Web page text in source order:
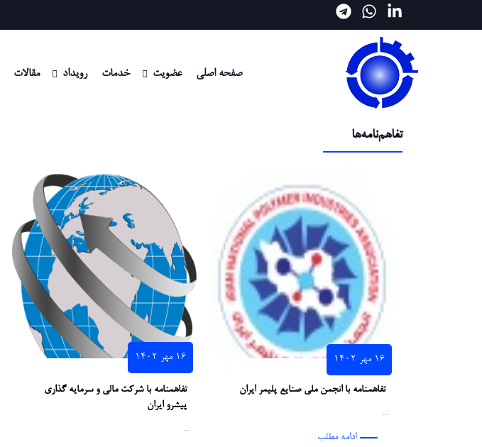
صفحه اصلی عضویت خدمات رویداد مقالات
تفاهم‌نامه‌ها
۱۶ مهر ۱۴۰۲
تفاهمنامه با انجمن ملی صنایع پلیمر ایران
...
ادامه مطلب
۱۶ مهر ۱۴۰۲
تفاهمنامه با شرکت مالی و سرمایه گذاری
پیشرو ایران
...